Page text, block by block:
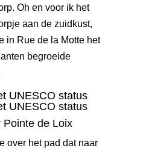
Oh en voor ik het
aan de zuidkust,
in Rue de la Motte het
begroeide
Pointe de Loix
over het pad dat naar